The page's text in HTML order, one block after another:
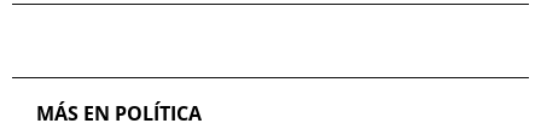
MÁS EN POLÍTICA